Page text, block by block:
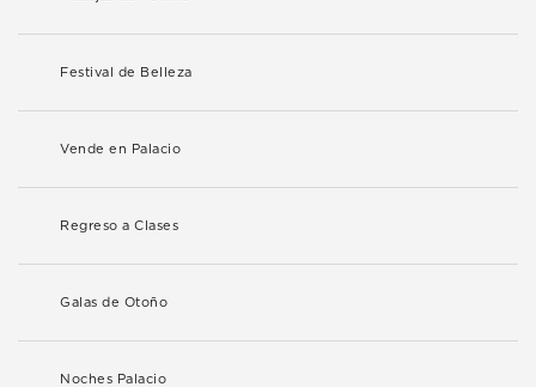
Festival de Belleza
Vende en Palacio
Regreso a Clases
Galas de Otoño
Noches Palacio